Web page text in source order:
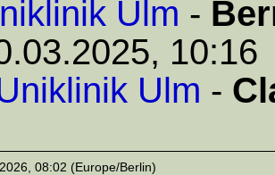
Ulm -
10:16
Ulm -
08:02 (Europe/Berlin)